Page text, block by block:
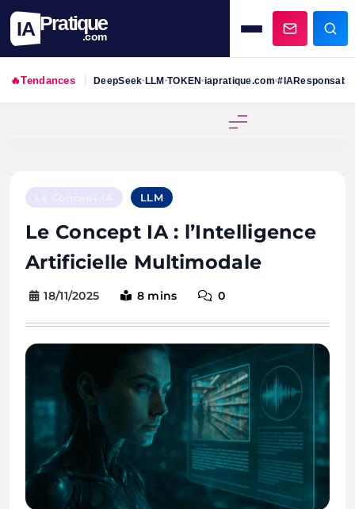
IA Pratique
.com
🔥Tendances DeepSeek•LLM•TOKEN•iapratique.com•#IAResponsable
LLM
Le Concept IA : l’Intelligence
Artificielle Multimodale
18/11/2025 8 mins 0